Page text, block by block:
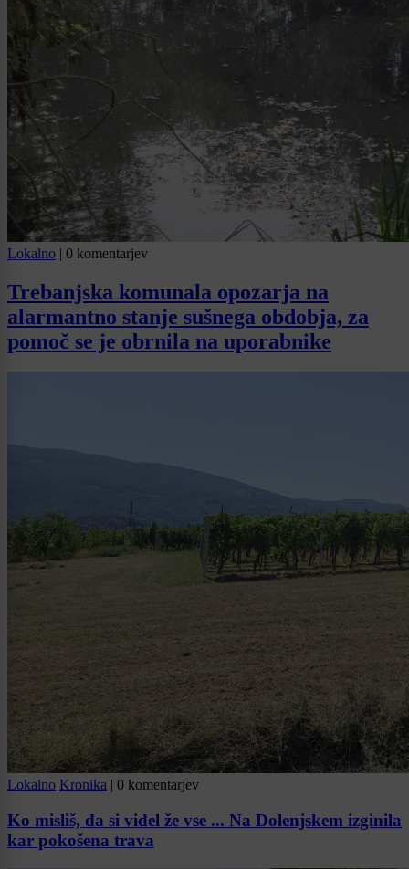
Lokalno | 0 komentarjev
Trebanjska komunala opozarja na
alarmantno stanje sušnega obdobja, za
pomoč se je obrnila na uporabnike
Lokalno Kronika | 0 komentarjev
Ko misliš, da si videl že vse ... Na Dolenjskem izginila
kar pokošena trava